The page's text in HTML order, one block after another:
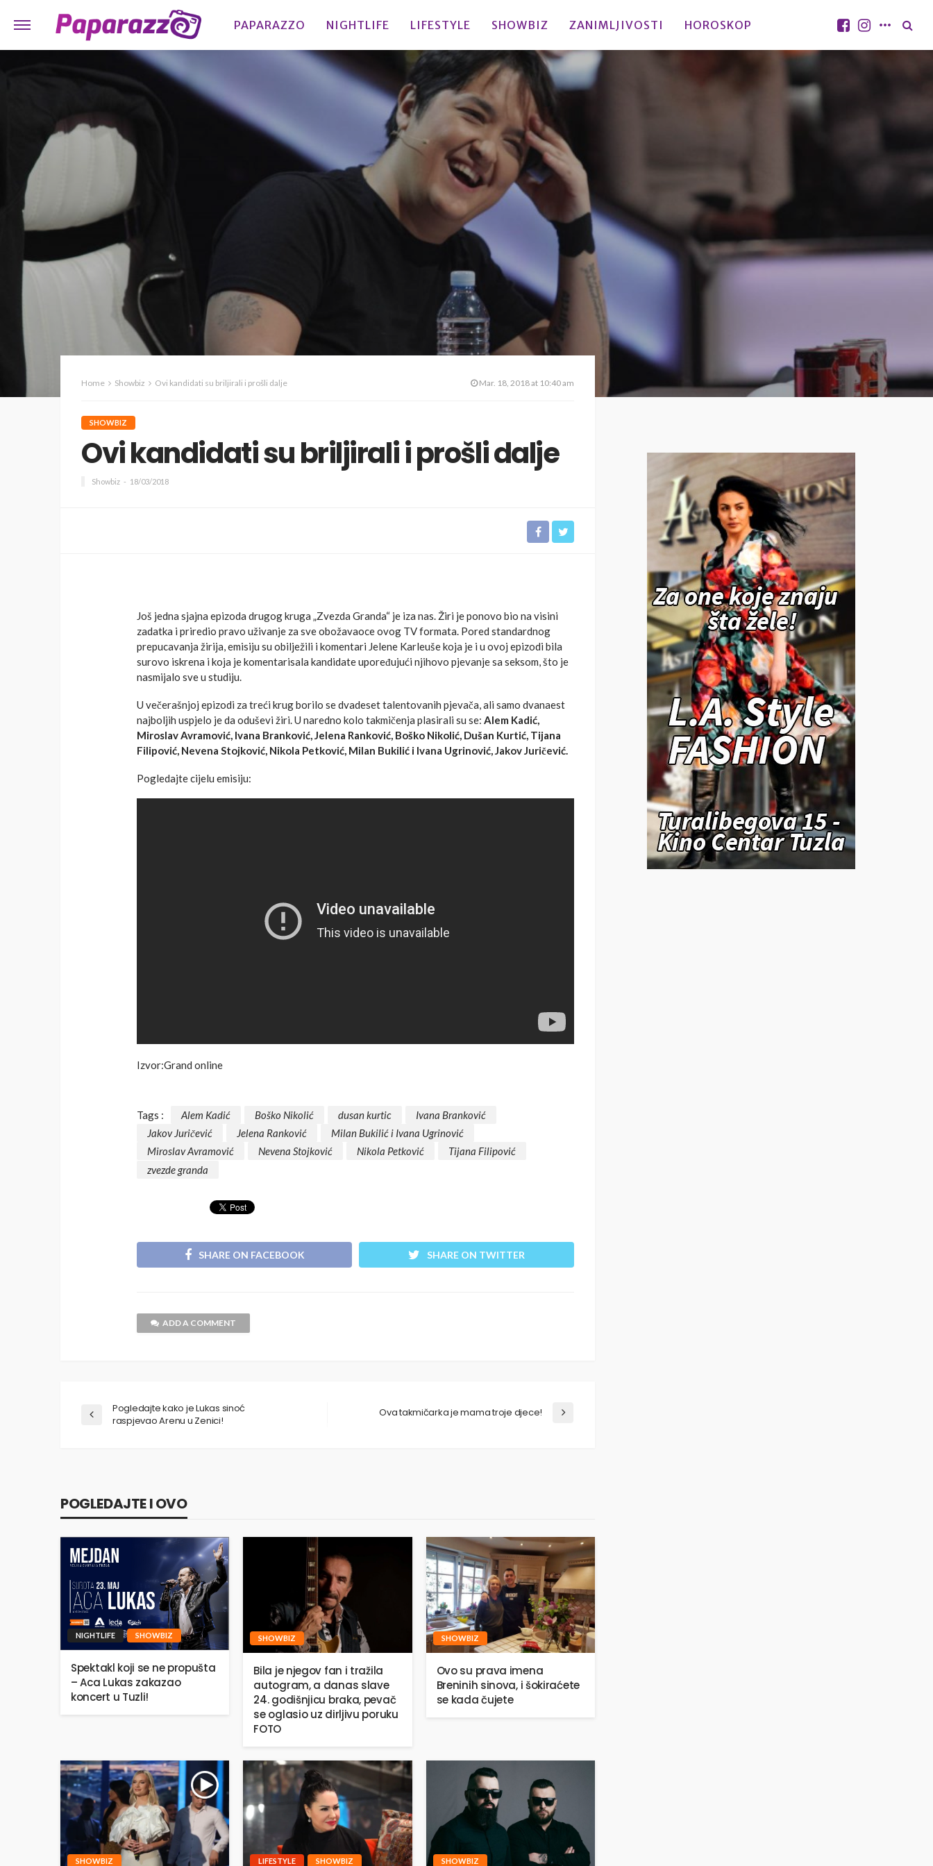
PAPARAZZO NIGHTLIFE LIFESTYLE SHOWBIZ ZANIMLJIVOSTI HOROSKOP
Home Showbiz Ovi kandidati su briljirali i prošli dalje Mar. 18, 2018 at 10:40 am
SHOWBIZ
Ovi kandidati su briljirali i prošli dalje
Showbiz 18/03/2018
Još jedna sjajna epizoda drugog kruga „Zvezda Granda“ je iza nas. Žiri je ponovo bio na visini
zadatka i priredio pravo uživanje za sve obožavaoce ovog TV formata. Pored standardnog
prepucavanja žirija, emisiju su obilježili i komentari Jelene Karleuše koja je i u ovoj epizodi bila
surovo iskrena i koja je komentarisala kandidate upoređujući njihovo pjevanje sa seksom, što je
nasmijalo sve u studiju.
U večerašnjoj epizodi za treći krug borilo se dvadeset talentovanih pjevača, ali samo dvanaest
najboljih uspjelo je da oduševi žiri. U naredno kolo takmičenja plasirali su se: Alem Kadić,
Miroslav Avramović, Ivana Branković, Jelena Ranković, Boško Nikolić, Dušan Kurtić, Tijana
Filipović, Nevena Stojković, Nikola Petković, Milan Bukilić i Ivana Ugrinović, Jakov Juričević.
Pogledajte cijelu emisiju:
Izvor:Grand online
Tags : Alem Kadić Boško Nikolić dusan kurtic
Ivana Branković
Jakov Juričević
Jelena Ranković
Milan Bukilić i Ivana Ugrinović
Miroslav Avramović
Nevena Stojković Nikola Petković
Tijana Filipović
zvezde granda
SHARE ON FACEBOOK SHARE ON TWITTER
ADD A COMMENT
Pogledajte kako je Lukas sinoć
raspjevao Arenu u Zenici!
Ova takmičarka je mama troje djece!
POGLEDAJTE I OVO
NIGHTLIFE SHOWBIZ
Spektakl koji se ne propušta
– Aca Lukas zakazao
koncert u Tuzli!
SHOWBIZ
Bila je njegov fan i tražila
autogram, a danas slave
24. godišnjicu braka, pevač
se oglasio uz dirljivu poruku
FOTO
SHOWBIZ
Ovo su prava imena
Breninih sinova, i šokiraćete
se kada čujete
SHOWBIZ LIFESTYLE SHOWBIZ SHOWBIZ